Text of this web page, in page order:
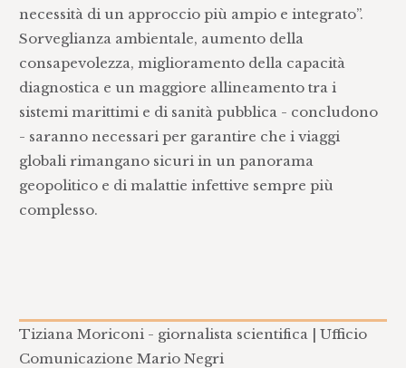
necessità di un approccio più ampio e integrato”.
Sorveglianza ambientale, aumento della
consapevolezza, miglioramento della capacità
diagnostica e un maggiore allineamento tra i
sistemi marittimi e di sanità pubblica - concludono
- saranno necessari per garantire che i viaggi
globali rimangano sicuri in un panorama
geopolitico e di malattie infettive sempre più
complesso.
Tiziana Moriconi - giornalista scientifica | Ufficio
Comunicazione Mario Negri